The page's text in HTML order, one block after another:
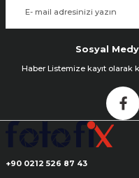
Sosyal
Haber Listemize kayıt
+90 0212 526 87 43